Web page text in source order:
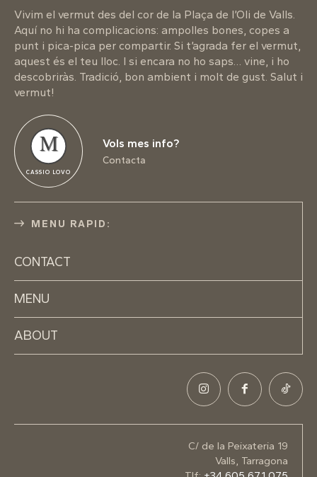
Vivim el vermut des del cor de la Plaça de l’Oli de Valls.
Aquí no hi ha complicacions: ampolles bones, copes a
punt i pica-pica per compartir. Si t’agrada fer el vermut,
aquest és el teu lloc. I si encara no ho saps… vine, i ho
descobriràs. Tradició, bon ambient i molt de gust. Salut i
vermut!
M
CASSIO LOVO
Vols mes info?
Contacta
MENU RAPID:
CONTACT
MENU
ABOUT
C/ de la Peixateria 19
Valls, Tarragona